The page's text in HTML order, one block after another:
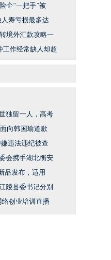
企“一把手”被
寿亏损最多达
境外汇款攻略一
工作经常缺人却超
独留一人，高考
向韩国瑜道歉
违法违纪被查
会携手湖北衡安
品发布，适用
陵县委书记分别
络创业培训直播